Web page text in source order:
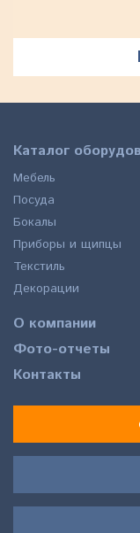
Каталог
Мебель
Посуда
Бокалы
Приборы и щипцы
Текстиль
Декорации
О компании
Фото-отчеты
Контакты